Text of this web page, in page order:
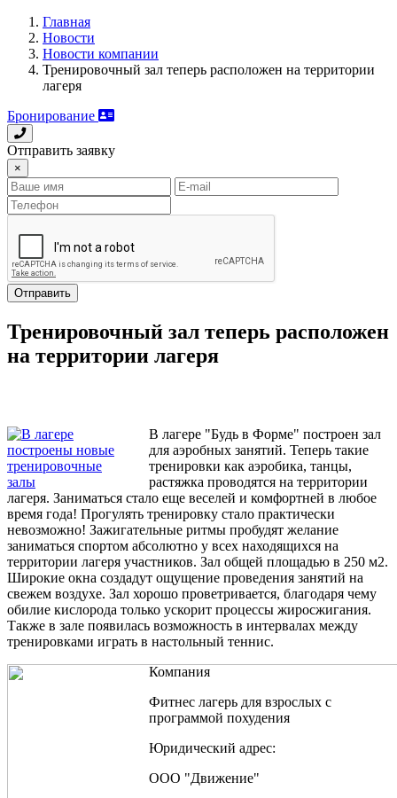
Главная
Новости
Новости компании
Тренировочный зал теперь расположен на территории
лагеря
Бронирование
Отправить заявку
×
Отправить
Тренировочный зал теперь расположен
на территории лагеря
В лагере "Будь в Форме" построен зал
для аэробных занятий. Теперь такие
тренировки как аэробика, танцы,
растяжка проводятся на территории
лагеря. Заниматься стало еще веселей и комфортней в любое
время года! Прогулять тренировку стало практически
невозможно! Зажигательные ритмы пробудят желание
заниматься спортом абсолютно у всех находящихся на
территории лагеря участников. Зал общей площадью в 250 м2.
Широкие окна создадут ощущение проведения занятий на
свежем воздухе. Зал хорошо проветривается, благодаря чему
обилие кислорода только ускорит процессы жиросжигания.
Также в зале появилась возможность в интервалах между
тренировками играть в настольный теннис.
Компания
Фитнес лагерь для взрослых с
программой похудения
Юридический адрес:
ООО "Движение"